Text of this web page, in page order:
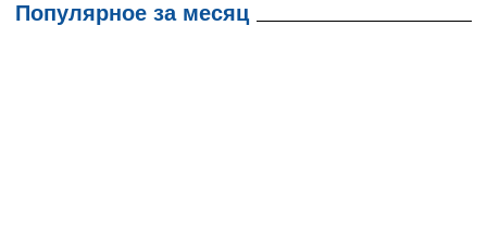
Популярное за месяц